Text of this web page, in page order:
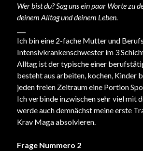
Wer bist du? Sag uns ein paar Worte zu
deinem Alltag und deinem Leben.
Ich bin eine 2-fache Mutter und
Intensivkrankenschwester im 3
Alltag ist der typische einer
besteht aus arbeiten, kochen, Kinder
jeden freien Zeitraum eine Portion
Ich verbinde inzwischen sehr viel mit
werde auch demnächst meine erste
Krav Maga absolvieren.
Frage Nummero 2